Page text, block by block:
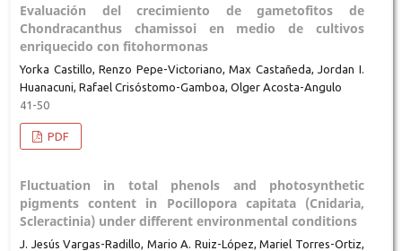
Evaluación del crecimiento de gametofitos de
Chondracanthus chamissoi en medio de cultivos
enriquecido con fitohormonas
Yorka Castillo, Renzo Pepe-Victoriano, Max Castañeda, Jordan I.
Huanacuni, Rafael Crisóstomo-Gamboa, Olger Acosta-Angulo
41-50
PDF
Fluctuation in total phenols and photosynthetic
pigments content in Pocillopora capitata (Cnidaria,
Scleractinia) under different environmental conditions
J. Jesús Vargas-Radillo, Mario A. Ruiz-López, Mariel Torres-Ortiz,